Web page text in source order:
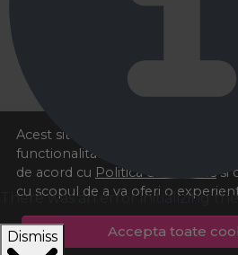
Acest site foloseste cookies
functionalitatea dorita. Navigand
de acord cu Politica de cookies si
cu scopul de a va oferi o
Accepta toate
There was an error initializing
Dismiss